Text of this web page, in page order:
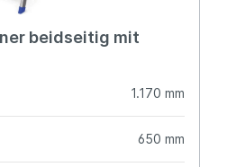
beidseitig mit
1.170 mm
650 mm